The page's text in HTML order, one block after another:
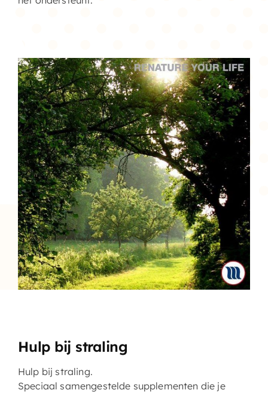
Hulp bij straling
Hulp bij straling.
Speciaal samengestelde supplementen die je